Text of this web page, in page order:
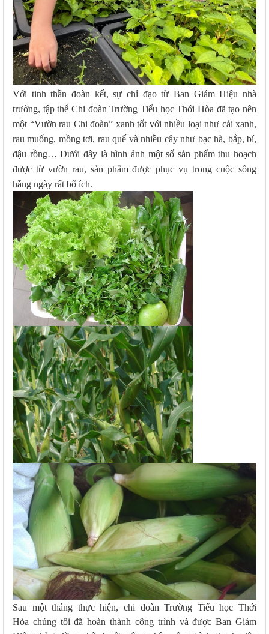
Với tinh thần đoàn kết, sự chỉ đạo từ Ban Giám Hiệu nhà
trường, tập thể Chi đoàn Trường Tiểu học Thới Hòa đã tạo nên
một “Vườn rau Chi đoàn” xanh tốt với nhiều loại như cải xanh,
rau muống, mồng tơi, rau quế và nhiều cây như bạc hà, bắp, bí,
đậu rồng… Dưới đây là hình ảnh một số sản phẩm thu hoạch
được từ vườn rau, sản phẩm được phục vụ trong cuộc sống
hằng ngày rất bổ ích.
Sau một tháng thực hiện, chi đoàn Trường Tiểu học Thới
Hòa chúng tôi đã hoàn thành công trình và được Ban Giám